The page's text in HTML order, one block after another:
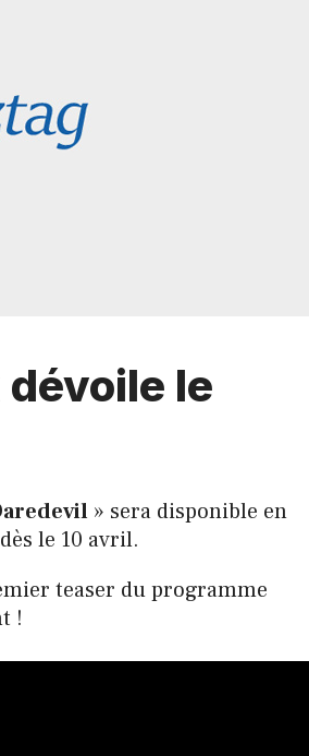
le
» sera disponible en
dès le 10 avril.
teaser du programme
!